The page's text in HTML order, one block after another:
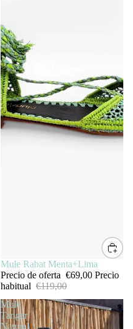
SALE
Mule Rabat Menta+Lima
Precio de oferta €69,00 Precio
habitual €119,00
Mule
Tanger
Natural